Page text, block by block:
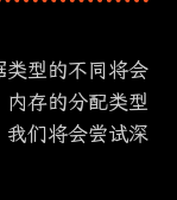
类型的不同将会
存的分配类型
我们将会尝试深